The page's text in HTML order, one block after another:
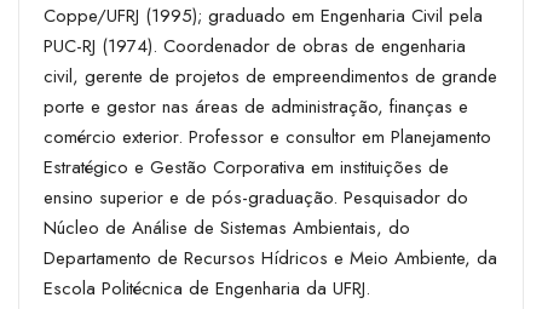
Coppe/UFRJ (1995); graduado em Engenharia Civil pela
PUC-RJ (1974). Coordenador de obras de engenharia
civil, gerente de projetos de empreendimentos de grande
porte e gestor nas áreas de administração, finanças e
comércio exterior. Professor e consultor em Planejamento
Estratégico e Gestão Corporativa em instituições de
ensino superior e de pós-graduação. Pesquisador do
Núcleo de Análise de Sistemas Ambientais, do
Departamento de Recursos Hídricos e Meio Ambiente, da
Escola Politécnica de Engenharia da UFRJ.